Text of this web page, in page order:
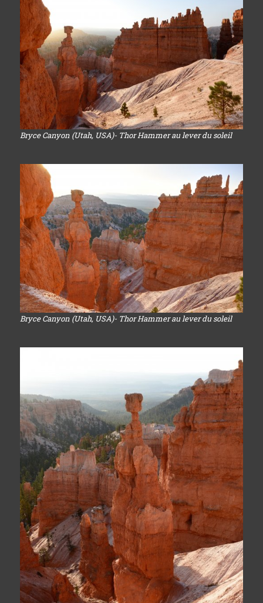
Bryce Canyon (Utah, USA)- Thor Hammer au lever du soleil
Bryce Canyon (Utah, USA)- Thor Hammer au lever du soleil